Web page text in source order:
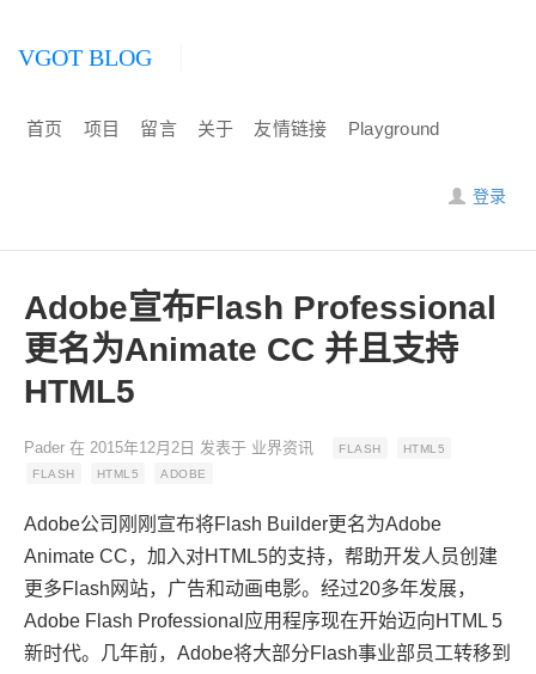
VGOT BLOG
首页 项目 留言 关于 友情链接 Playground
登录
Adobe宣布Flash Professional
更名为Animate CC 并且支持
HTML5
Pader 在 2015年12月2日 发表于 业界资讯 FLASH
HTML5
FLASH
HTML5 ADOBE
Adobe公司刚刚宣布将Flash Builder更名为Adobe
Animate CC，加入对HTML5的支持，帮助开发人员创建
更多Flash网站，广告和动画电影。经过20多年发展，
Adobe Flash Professional应用程序现在开始迈向HTML 5
新时代。几年前，Adobe将大部分Flash事业部员工转移到